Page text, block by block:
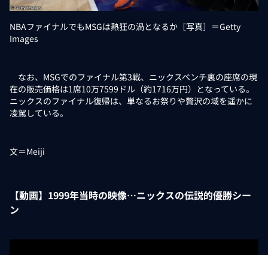
NBAファイナルでもMSGは熱狂の渦となるか［写真］＝Getty
Images
なお、MSGでのファイナル第3戦、ニックスベンチ裏の座席の現
在の販売価格は1席10万7599ドル（約1716万円）となっている。
ニックスのファイナル復帰は、単なるお祭りや贅沢の域を遥かに
凌駕している。
文＝Meiji
【動画】1999年当時の映像…ニックスの伝説的優勝シー
ン